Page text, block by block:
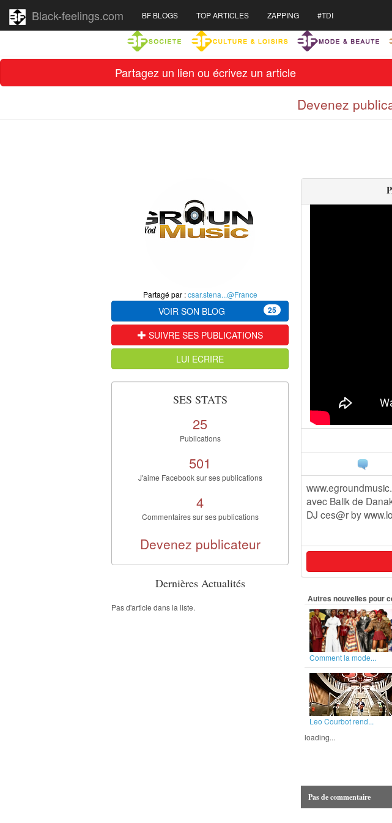
Partagez un lien ou écrivez un article
Black-feelings.com BF BLOGS TOP ARTICLES ZAPPING #TDI
Devenez
avec Balik de
DJ ces@r by
Autres nouvelles pour
Comment la mode...
Leo Courbot rend...
loading...
Pas de commentaire
Partagé par :csar.stena...@France
VOIR SON BLOG 25
SUIVRE SES PUBLICATIONS
LUI ECRIRE
SES STATS
25
Publications
501
J'aime Facebook sur ses publications
4
Commentaires sur ses publications
Devenez publicateur
Dernières Actualités
Pas d'article dans la liste.